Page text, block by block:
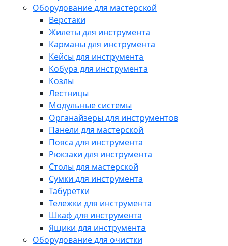
Оборудование для мастерской
Верстаки
Жилеты для инструмента
Карманы для инструмента
Кейсы для инструмента
Кобура для инструмента
Козлы
Лестницы
Модульные системы
Органайзеры для инструментов
Панели для мастерской
Пояса для инструмента
Рюкзаки для инструмента
Столы для мастерской
Сумки для инструмента
Табуретки
Тележки для инструмента
Шкаф для инструмента
Ящики для инструмента
Оборудование для очистки